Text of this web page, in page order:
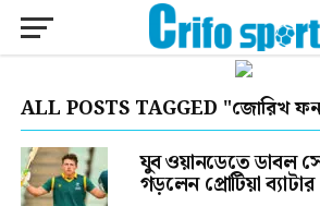
ALL POSTS TAGGED "জোরিখ
যুব ওয়ানডেতে ডাবল
গড়লেন প্রোটিয়া ব্যাটার